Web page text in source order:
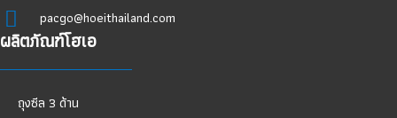
pacgo@hoeithailand.com
ผลิตภัณฑ์โฮเอ
ถุงซีล 3 ด้าน